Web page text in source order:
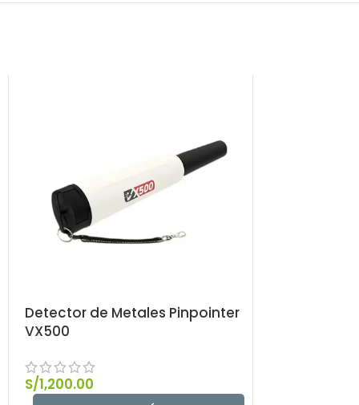
Detector de Metales Pinpointer
VX500
S/1,200.00